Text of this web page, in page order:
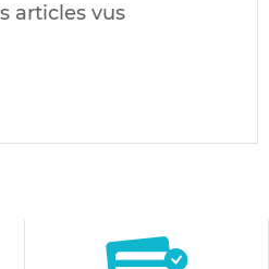
articles vus